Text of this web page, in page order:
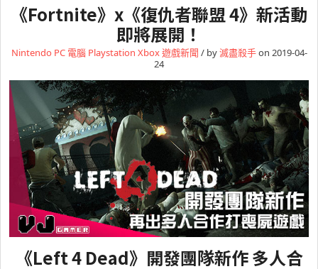
《Fortnite》x《復仇者聯盟 4》新活動
即將展開！
Nintendo PC 電腦 Playstation Xbox遊戲新聞 / by滅盡殺手on 2019-04-
24
《Left 4 Dead》開發團隊新作 多人合